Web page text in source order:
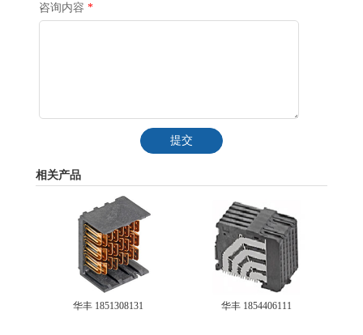
咨询内容 *
提交
相关产品
华丰 1851308131 华丰 1854406111